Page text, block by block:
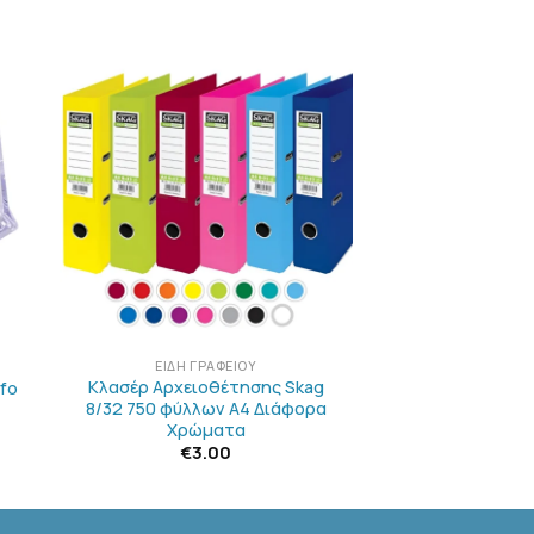
ΠΡΟΣΘΉΚΗ
ΣΤΗΝ
ΛΊΣΤΑ
ΕΠΙΘΥΜΙΏΝ
ΕΊΔΗ ΓΡΑΦΕΊΟΥ
Κλασέρ Αρχειοθέτησης Skag
8/32 750 φύλλων Α4 Διάφορα
Χρώματα
€3.00